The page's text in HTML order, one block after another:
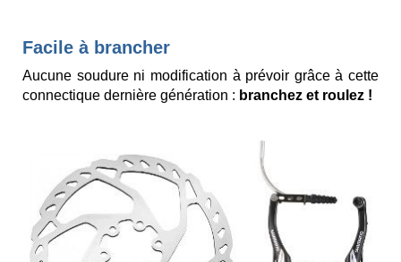
Facile à brancher
Aucune soudure ni modification à prévoir grâce à cette
connectique dernière génération : branchez et roulez !